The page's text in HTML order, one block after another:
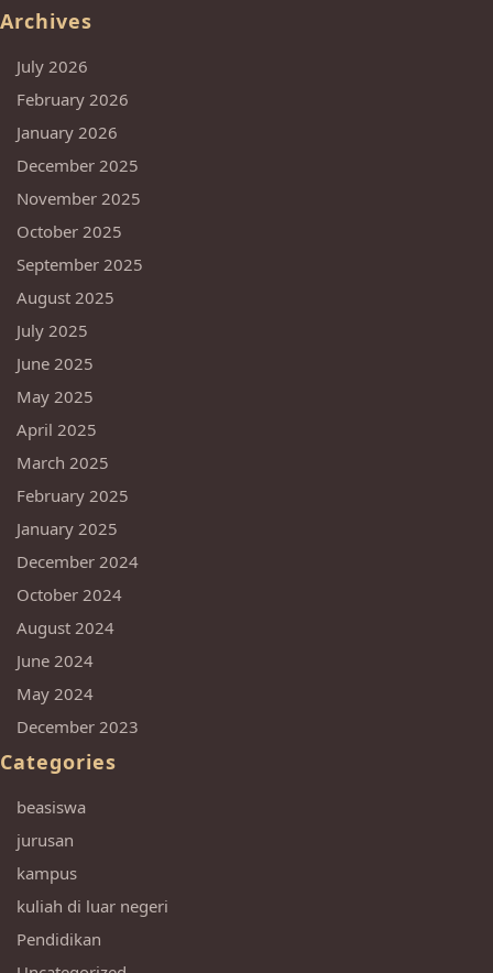
Archives
July 2026
February 2026
January 2026
December 2025
November 2025
October 2025
September 2025
August 2025
July 2025
June 2025
May 2025
April 2025
March 2025
February 2025
January 2025
December 2024
October 2024
August 2024
June 2024
May 2024
December 2023
Categories
beasiswa
jurusan
kampus
kuliah di luar negeri
Pendidikan